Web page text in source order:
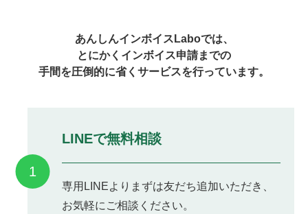
あんしんインボイスLaboでは、
とにかくインボイス申請までの
手間を圧倒的に省くサービスを行っています。
1
LINEで無料相談
専用LINEよりまずは友だち追加いただき、
お気軽にご相談ください。